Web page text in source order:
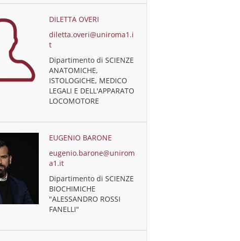
DILETTA OVERI
diletta.overi@uniroma1.i
t
Dipartimento di SCIENZE
ANATOMICHE,
ISTOLOGICHE, MEDICO
LEGALI E DELL'APPARATO
LOCOMOTORE
EUGENIO BARONE
eugenio.barone@unirom
a1.it
Dipartimento di SCIENZE
BIOCHIMICHE
"ALESSANDRO ROSSI
FANELLI"